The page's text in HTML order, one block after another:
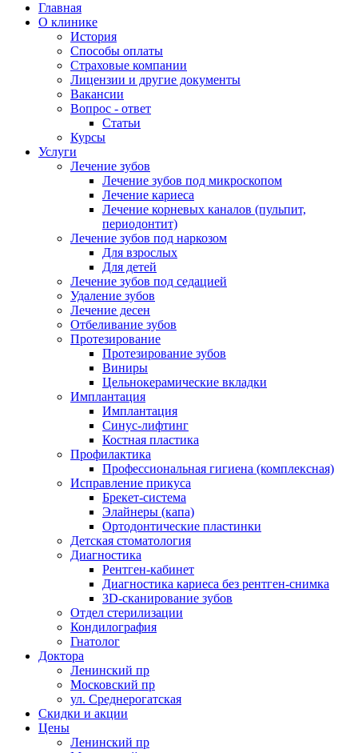
Главная
О клинике
История
Способы оплаты
Страховые компании
Лицензии и другие документы
Вакансии
Вопрос - ответ
Статьи
Курсы
Услуги
Лечение зубов
Лечение зубов под микроскопом
Лечение кариеса
Лечение корневых каналов (пульпит,
периодонтит)
Лечение зубов под наркозом
Для взрослых
Для детей
Лечение зубов под седацией
Удаление зубов
Лечение десен
Отбеливание зубов
Протезирование
Протезирование зубов
Виниры
Цельнокерамические вкладки
Имплантация
Имплантация
Синус-лифтинг
Костная пластика
Профилактика
Профессиональная гигиена (комплексная)
Исправление прикуса
Брекет-система
Элайнеры (капа)
Ортодонтические пластинки
Детская стоматология
Диагностика
Рентген-кабинет
Диагностика кариеса без рентген-снимка
3D-сканирование зубов
Отдел стерилизации
Кондилография
Гнатолог
Доктора
Ленинский пр
Московский пр
ул. Среднерогатская
Скидки и акции
Цены
Ленинский пр